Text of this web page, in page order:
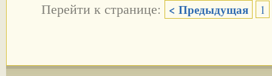
Перейти к странице: < Предыдущая 1